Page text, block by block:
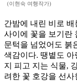
(이현숙 여행작가)
간밤에 내린 비로
사이에 꽃을 보기란
문턱을 넘었어도 붉
색감이다. 땡볕도
지 피고 지는 식물,
려한 꽃 호강을 선사